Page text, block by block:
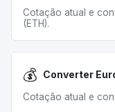
Cotação atual e
(ETH).
💰 Converter
Cotação atual e